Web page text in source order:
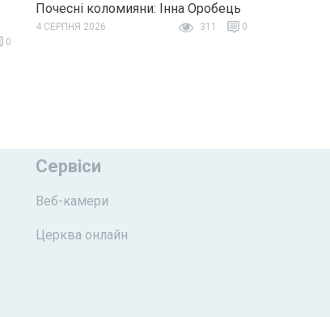
0
Почесні коломияни: Інна Оробець
4 СЕРПНЯ 2026 311 0
Сервіси
Веб-камери
Церква онлайн